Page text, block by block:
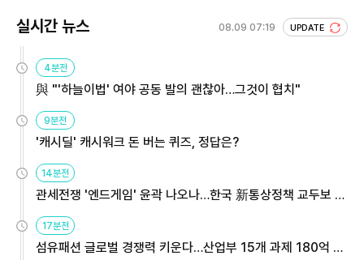
실시간 뉴스 08.09 07:19 UPDATE
4분전
與 "'하늘이법' 여야 공동 발의 괜찮아…그것이 협치"
9분전
'캐시딜' 캐시워크 돈 버는 퀴즈, 정답은?
14분전
관세전쟁 '엔드게임' 윤곽 나오나…한국 新통상정책 교두보 활
17분전
섬유패션 글로벌 경쟁력 키운다…산업부 15개 과제 180억 지